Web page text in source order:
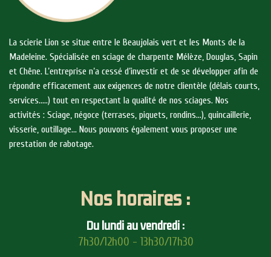
La scierie Lion se situe entre le Beaujolais vert et les Monts de la
Madeleine. Spécialisée en sciage de charpente Mélèze, Douglas, Sapin
et Chêne. L’entreprise n’a cessé d’investir et de se développer afin de
répondre efficacement aux exigences de notre clientèle (délais courts,
services…..) tout en respectant la qualité de nos sciages. Nos
activités : Sciage, négoce (terrases, piquets, rondins…), quincaillerie,
visserie, outillage… Nous pouvons également vous proposer une
prestation de rabotage.
Nos horaires :
Du lundi au vendredi :
7h30/12h00 - 13h30/17h30